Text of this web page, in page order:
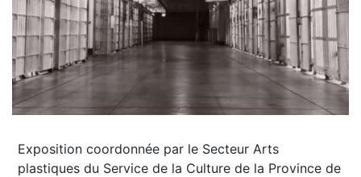
Exposition coordonnée par le Secteur Arts
plastiques du Service de la Culture de la Province de